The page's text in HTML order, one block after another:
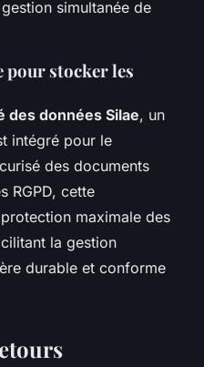
simultanée de
stocker les
des données Silae, un
intégré pour le
des documents
RGPD, cette
maximale des
la gestion
durable et conforme